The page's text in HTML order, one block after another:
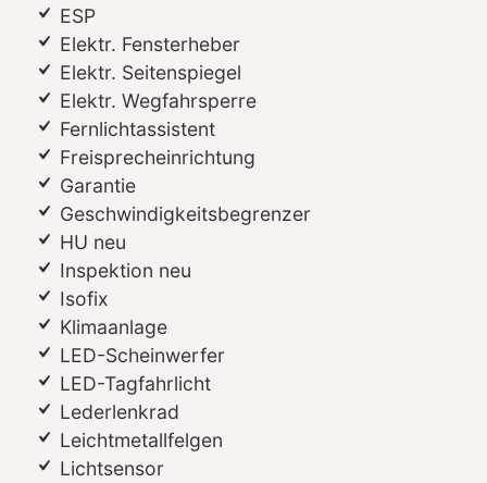
ESP
Elektr. Fensterheber
Elektr. Seitenspiegel
Elektr. Wegfahrsperre
Fernlichtassistent
Freisprecheinrichtung
Garantie
Geschwindigkeitsbegrenzer
HU neu
Inspektion neu
Isofix
Klimaanlage
LED-Scheinwerfer
LED-Tagfahrlicht
Lederlenkrad
Leichtmetallfelgen
Lichtsensor